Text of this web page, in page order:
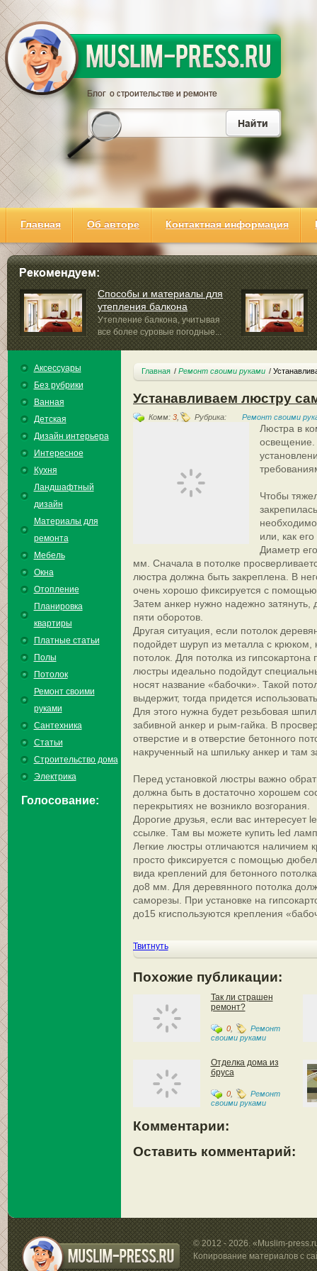
Главная Об авторе Контактная информация
Способы и материалы для
утепления балкона
Утепление балкона, учитывая
все более суровые погодные...
или капитального
Аксессуары
Без рубрики
Ванная
Детская
Дизайн интерьера
Интересное
Кухня
Ландшафтный
дизайн
Материалы для
ремонта
Мебель
Окна
Отопление
Планировка
квартиры
Платные статьи
Полы
Потолок
Ремонт своими
руками
Сантехника
Статьи
Строительство дома
Электрика
Голосование:
Главная Ремонт своими руками
Устанавливаем люстру
Комм: 3, Рубрика: Ремонт своими
Люстра в
освещение.
Чтобы
или, как
Диаметр
мм. Сначала в потолке
люстра должна быть закреплена. В
очень хорошо фиксируется с
Затем анкер нужно надежно затянуть,
пяти оборотов.
Другая ситуация, если потолок
подойдет шуруп из металла с крюком,
потолок. Для потолка из
люстры идеально подойдут
носят название «бабочки». Такой
выдержит, тогда придется
Для этого нужна будет резьбовая
забивной анкер и рым-гайка. В
отверстие и в отверстие бетонного
накрученный на шпильку анкер и там
Перед установкой люстры важно
должна быть в достаточно хорошем
перекрытиях не возникло возгорания.
Дорогие друзья, если вас интересует
ссылке. Там вы можете купить led
Легкие люстры отличаются наличием
просто фиксируется с помощью
вида креплений для бетонного
до8 мм. Для деревянного потолка
саморезы. При установке на
до15 кгиспользуются крепления
Твитнуть
Похожие публикации:
Так ли страшен
ремонт?
0,
Ремонт
своими руками
Отделка дома из
бруса
0,
Ремонт
своими руками
Комментарии:
Оставить комментарий:
© 2012 - 2026. «Muslim-
Копирование материалов с